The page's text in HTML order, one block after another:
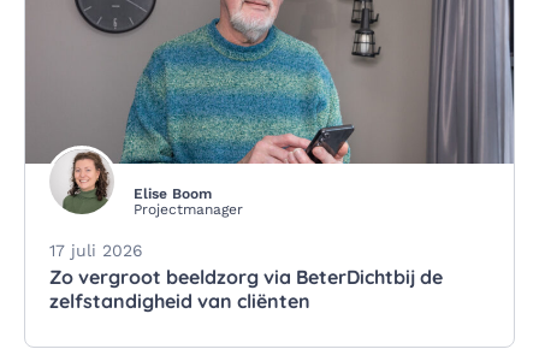
Elise Boom
Projectmanager
17 juli 2026
Zo vergroot beeldzorg via BeterDichtbij de
zelfstandigheid van cliënten